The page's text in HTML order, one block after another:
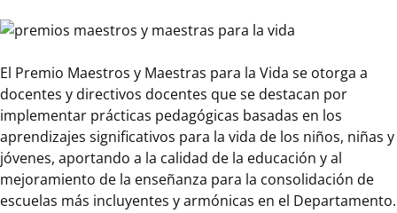
El Premio Maestros y Maestras para la Vida se otorga a
docentes y directivos docentes que se destacan por
implementar prácticas pedagógicas basadas en los
aprendizajes significativos para la vida de los niños, niñas y
jóvenes, aportando a la calidad de la educación y al
mejoramiento de la enseñanza para la consolidación de
escuelas más incluyentes y armónicas en el Departamento.
Premio
y
Maestras
para
la
Vida
se
otorga